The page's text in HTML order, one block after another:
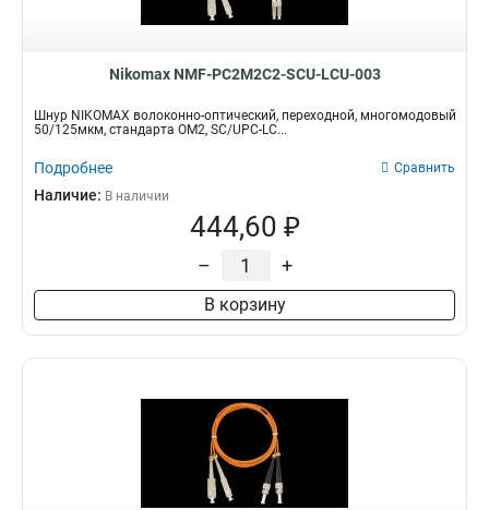
Nikomax NMF-PC2M2C2-SCU-LCU-003
Шнур NIKOMAX волоконно-оптический, переходной, многомодовый
50/125мкм, стандарта ОМ2, SC/UPC-LC...
Подробнее Сравнить
Наличие: В наличии
444,60 ₽
– +
В корзину